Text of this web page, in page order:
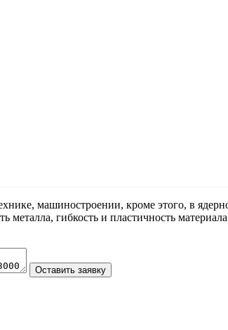
машиностроении, кроме этого, в
гибкость и пластичность